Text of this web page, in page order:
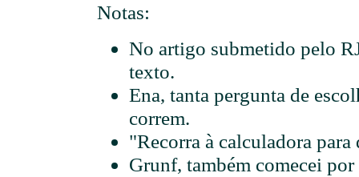
Notas:
No artigo submetido pelo
texto.
Ena, tanta pergunta de
correm.
"Recorra à calculadora
Grunf, também comecei